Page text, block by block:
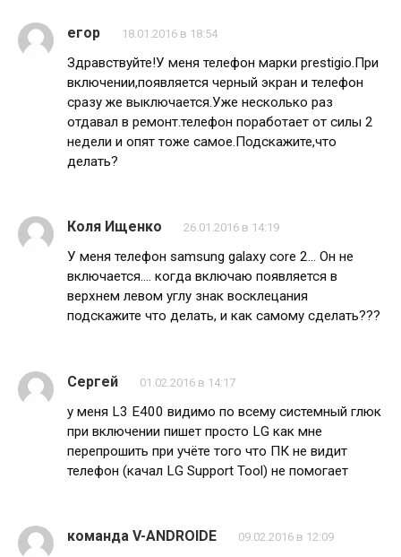
егор 18.01.2016 в 18:54
Здравствуйте!У меня телефон марки prestigio.При
включении,появляется черный экран и телефон
сразу же выключается.Уже несколько раз
отдавал в ремонт.телефон поработает от силы 2
недели и опят тоже самое.Подскажите,что
делать?
Коля Ищенко 26.01.2016 в 14:19
У меня телефон samsung galaxy core 2… Он не
включается…. когда включаю появляется в
верхнем левом углу знак восклецания
подскажите что делать, и как самому сделать???
Сергей 01.02.2016 в 14:17
у меня L3 E400 видимо по всему системный глюк
при включении пишет просто LG как мне
перепрошить при учёте того что ПК не видит
телефон (качал LG Support Tool) не помогает
команда V-ANDROIDE 09.02.2016 в 12:09